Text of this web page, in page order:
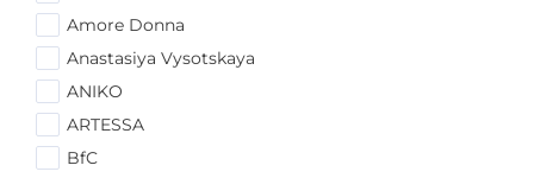
Amore Donna
Anastasiya Vysotskaya
ANIKO
ARTESSA
BfC